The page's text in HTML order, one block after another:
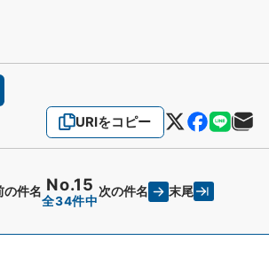
URIをコピー
の件名 No.15
全34件中
次の件名 末尾